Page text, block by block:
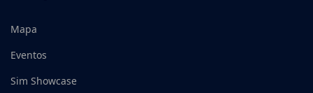
Mapa
Eventos
Sim Showcase